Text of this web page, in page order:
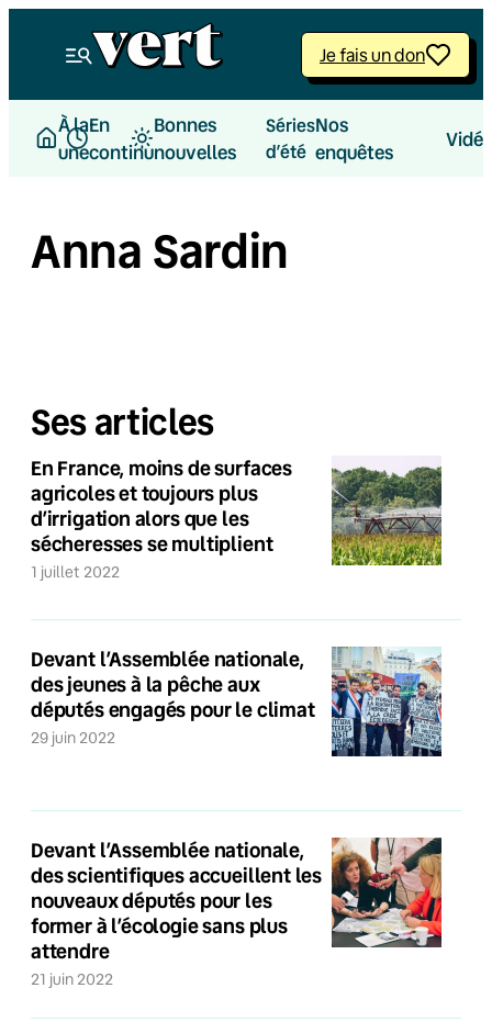
Je fais un don
À la
une
En
continu
Bonnes
nouvelles
Séries
d’été
Nos
enquêtes
Anna Sardin
Ses articles
En France, moins de surfaces
agricoles et toujours plus
d’irrigation alors que les
sécheresses se multiplient
1 juillet 2022
Devant l’Assemblée nationale,
des jeunes à la pêche aux
députés engagés pour le climat
29 juin 2022
Devant l’Assemblée nationale,
des scientifiques accueillent les
nouveaux députés pour les
former à l’écologie sans plus
attendre
21 juin 2022